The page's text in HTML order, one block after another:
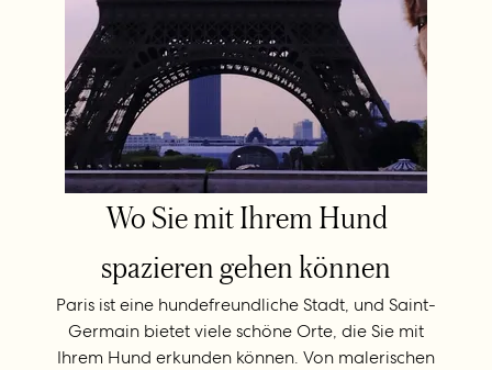
Wo Sie mit Ihrem Hund
spazieren gehen können
Paris ist eine hundefreundliche Stadt, und Saint-
Germain bietet viele schöne Orte, die Sie mit
Ihrem Hund erkunden können. Von malerischen